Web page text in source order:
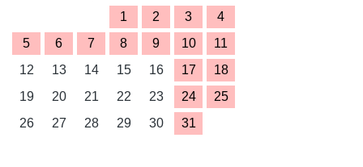
1
2 3
4
5
6 7 8 9 10
11
12
13 14 15 16 17
18
19
20 21 22 23 24
25
26
27 28 29 30 31